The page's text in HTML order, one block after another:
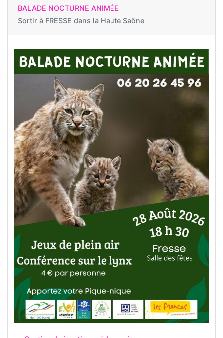
BALADE NOCTURNE ANIMÉE
Sortir à FRESSE dans la Haute Saône